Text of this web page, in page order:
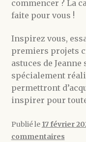
commencer ? La
faite pour vous !
Inspirez vous,
premiers projets
astuces de Jeanne
spécialement
permettront
inspirer pour
Publié le 17 février
commentaires